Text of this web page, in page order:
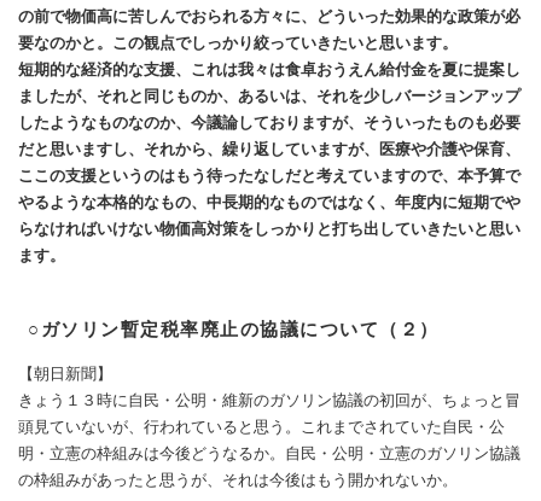
の前で物価高に苦しんでおられる方々に、どういった効果的な政策が必
要なのかと。この観点でしっかり絞っていきたいと思います。
短期的な経済的な支援、これは我々は食卓おうえん給付金を夏に提案し
ましたが、それと同じものか、あるいは、それを少しバージョンアップ
したようなものなのか、今議論しておりますが、そういったものも必要
だと思いますし、それから、繰り返していますが、医療や介護や保育、
ここの支援というのはもう待ったなしだと考えていますので、本予算で
やるような本格的なもの、中長期的なものではなく、年度内に短期でや
らなければいけない物価高対策をしっかりと打ち出していきたいと思い
ます。
○ガソリン暫定税率廃止の協議について（２）
【朝日新聞】
きょう１３時に自民・公明・維新のガソリン協議の初回が、ちょっと冒
頭見ていないが、行われていると思う。これまでされていた自民・公
明・立憲の枠組みは今後どうなるか。自民・公明・立憲のガソリン協議
の枠組みがあったと思うが、それは今後はもう開かれないか。